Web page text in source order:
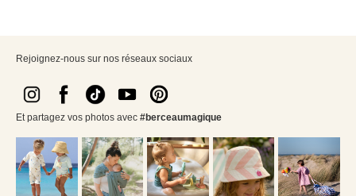
Rejoignez-nous sur nos réseaux sociaux
Et partagez vos photos avec #berceaumagique